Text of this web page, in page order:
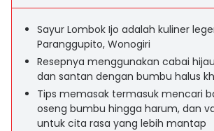
Sayur Lombok Ijo adalah kuliner
Paranggupito, Wonogiri
Resepnya menggunakan cabai
dan santan dengan bumbu halus
Tips memasak termasuk mencari
oseng bumbu hingga harum, dan
untuk cita rasa yang lebih mantap